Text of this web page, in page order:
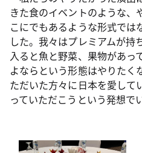
きた食のイベントのような、
こにでもあるような形式では
した。我々はプレミアムが持
入ると魚と野菜、果物があっ
よならという形態はやりたく
ただいた方々に日本を愛して
っていただこうという発想で